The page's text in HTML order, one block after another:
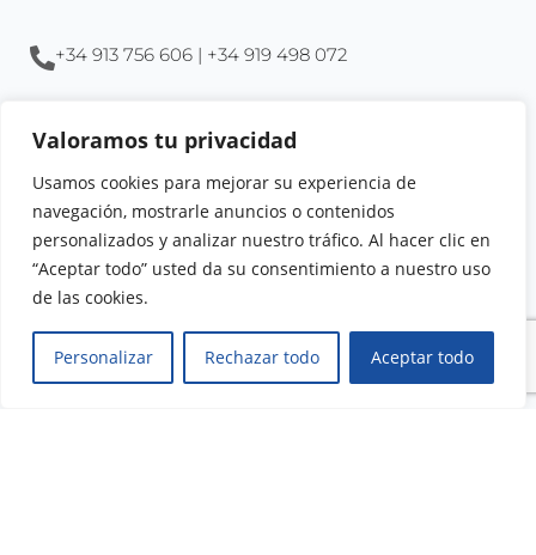
Valoramos tu privacidad
Usamos cookies para mejorar su experiencia de
navegación, mostrarle anuncios o contenidos
personalizados y analizar nuestro tráfico. Al hacer clic en
“Aceptar todo” usted da su consentimiento a nuestro uso
de las cookies.
Personalizar Rechazar todo Aceptar todo
+34 913 756 606 | +34 919 498 072
Enlaces de interés
Aula virtual
Tienda online
Noticias
Catálogo de cursos
Compañía
La empresa
Localización
Calidad